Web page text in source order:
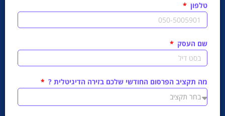
טלפון
שם העסק
מה תקציב הפרסום החודשי שלכם בזירה הדיגיטלית ?